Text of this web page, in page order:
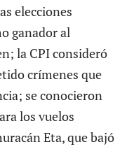
elecciones
ganador al
la CPI consideró
crímenes que
se conocieron
los vuelos
Eta, que bajó